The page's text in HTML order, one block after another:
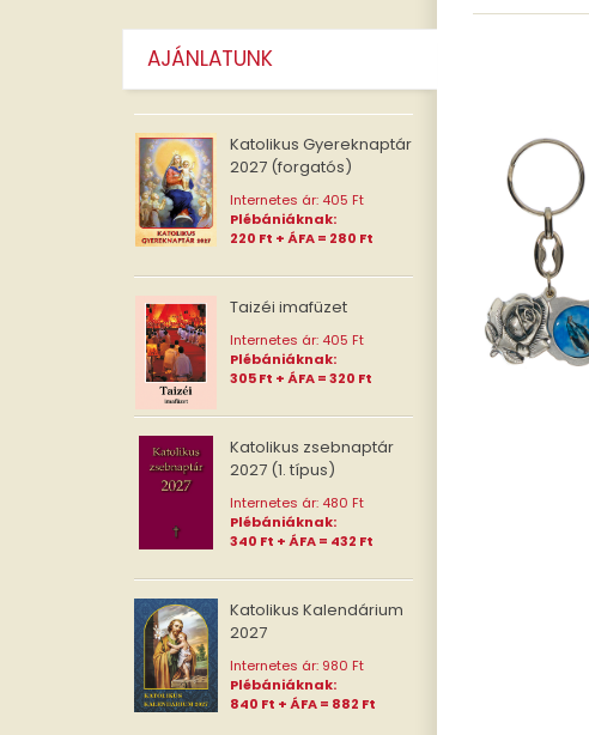
AJÁNLATUNK
Katolikus Gyereknaptár
2027 (forgatós)
Internetes ár: 405 Ft
Plébániáknak:
220 Ft + ÁFA = 280 Ft
Taizéi imafüzet
Internetes ár: 405 Ft
Plébániáknak:
305 Ft + ÁFA = 320 Ft
Katolikus zsebnaptár
2027 (1. típus)
Internetes ár: 480 Ft
Plébániáknak:
340 Ft + ÁFA = 432 Ft
Katolikus Kalendárium
2027
Internetes ár: 980 Ft
Plébániáknak:
840 Ft + ÁFA = 882 Ft